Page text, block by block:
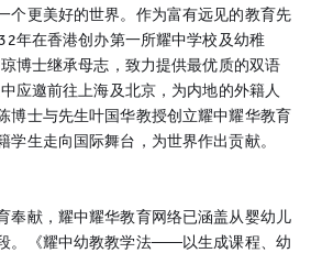
个更美好的世界。作为富有远见的教育先
年在香港创办第一所耀中学校及幼稚
博士继承母志，致力提供最优质的双语
应邀前往上海及北京，为内地的外籍人
博士与先生叶国华教授创立耀中耀华教育
学生走向国际舞台，为世界作出贡献。
奉献，耀中耀华教育网络已涵盖从婴幼儿
。《耀中幼教教学法——以生成课程、幼